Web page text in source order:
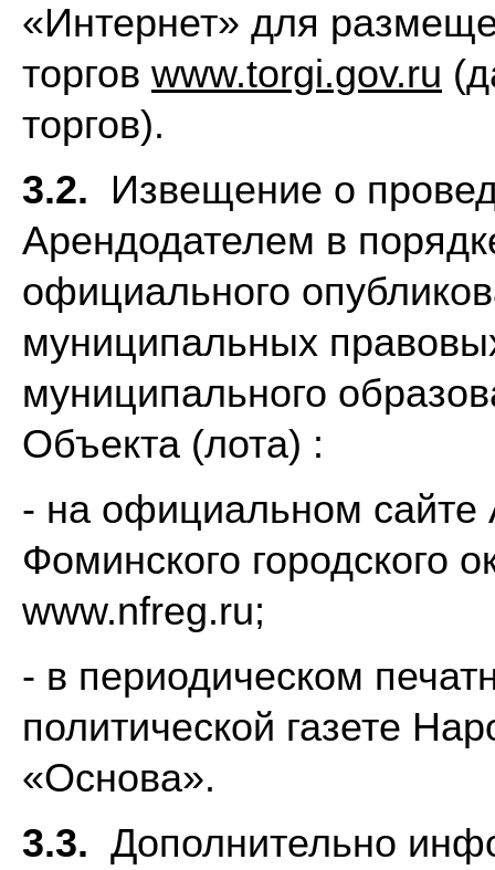
«Интернет» для
торгов www.torgi.gov.ru
торгов).
3.2. Извещение о
Арендодателем в
официального
муниципальных
муниципального
Объекта (лота) :
- на официальном
Фоминского городского
www.nfreg.ru;
- в периодическом
политической газете
«Основа».
3.3. Дополнительно